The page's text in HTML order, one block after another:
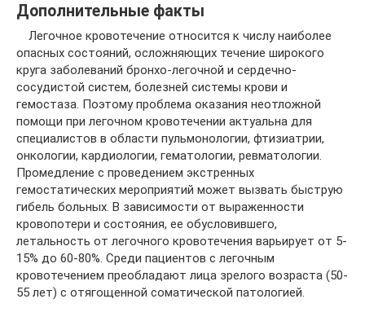
Дополнительные факты
Легочное кровотечение относится к числу наиболее
опасных состояний, осложняющих течение широкого
круга заболеваний бронхо-легочной и сердечно-
сосудистой систем, болезней системы крови и
гемостаза. Поэтому проблема оказания неотложной
помощи при легочном кровотечении актуальна для
специалистов в области пульмонологии, фтизиатрии,
онкологии, кардиологии, гематологии, ревматологии.
Промедление с проведением экстренных
гемостатических мероприятий может вызвать быструю
гибель больных. В зависимости от выраженности
кровопотери и состояния, ее обусловившего,
летальность от легочного кровотечения варьирует от 5-
15% до 60-80%. Среди пациентов с легочным
кровотечением преобладают лица зрелого возраста (50-
55 лет) с отягощенной соматической патологией.